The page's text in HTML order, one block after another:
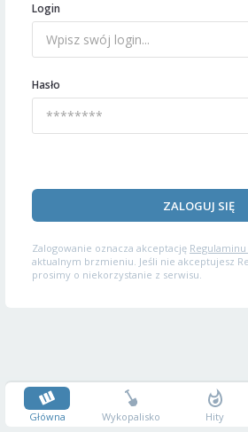
Login
Hasło
ZALOGUJ SIĘ
Zalogowanie oznacza akceptację
aktualnym brzmieniu. Jeśli nie akceptujesz
prosimy o niekorzystanie z serwisu.
Główna Wykopalisko Hity